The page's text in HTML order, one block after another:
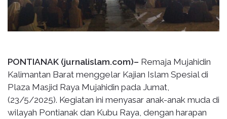
PONTIANAK (jurnalislam.com)– Remaja Mujahidin
Kalimantan Barat menggelar Kajian Islam Spesial di
Plaza Masjid Raya Mujahidin pada Jumat,
(23/5/2025). Kegiatan ini menyasar anak-anak muda di
wilayah Pontianak dan Kubu Raya, dengan harapan